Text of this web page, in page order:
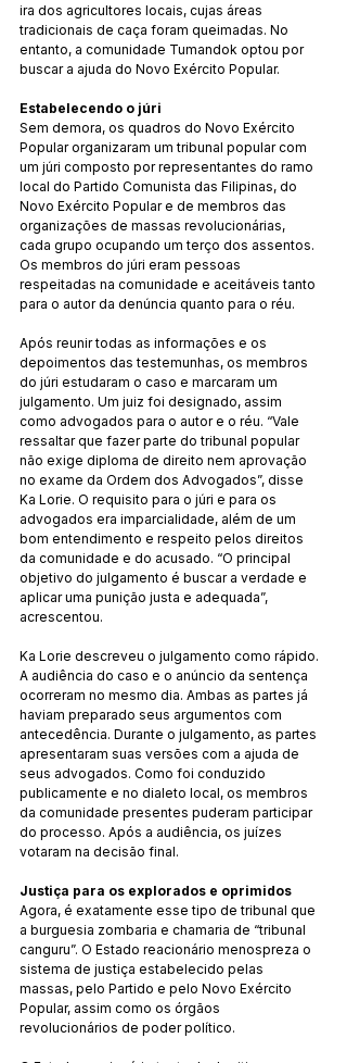
ira dos agricultores locais, cujas áreas
tradicionais de caça foram queimadas. No
entanto, a comunidade Tumandok optou por
buscar a ajuda do Novo Exército Popular.
Estabelecendo o júri
Sem demora, os quadros do Novo Exército
Popular organizaram um tribunal popular com
um júri composto por representantes do ramo
local do Partido Comunista das Filipinas, do
Novo Exército Popular e de membros das
organizações de massas revolucionárias,
cada grupo ocupando um terço dos assentos.
Os membros do júri eram pessoas
respeitadas na comunidade e aceitáveis tanto
para o autor da denúncia quanto para o réu.
Após reunir todas as informações e os
depoimentos das testemunhas, os membros
do júri estudaram o caso e marcaram um
julgamento. Um juiz foi designado, assim
como advogados para o autor e o réu. “Vale
ressaltar que fazer parte do tribunal popular
não exige diploma de direito nem aprovação
no exame da Ordem dos Advogados”, disse
Ka Lorie. O requisito para o júri e para os
advogados era imparcialidade, além de um
bom entendimento e respeito pelos direitos
da comunidade e do acusado. “O principal
objetivo do julgamento é buscar a verdade e
aplicar uma punição justa e adequada”,
acrescentou.
Ka Lorie descreveu o julgamento como rápido.
A audiência do caso e o anúncio da sentença
ocorreram no mesmo dia. Ambas as partes já
haviam preparado seus argumentos com
antecedência. Durante o julgamento, as partes
apresentaram suas versões com a ajuda de
seus advogados. Como foi conduzido
publicamente e no dialeto local, os membros
da comunidade presentes puderam participar
do processo. Após a audiência, os juízes
votaram na decisão final.
Justiça para os explorados e oprimidos
Agora, é exatamente esse tipo de tribunal que
a burguesia zombaria e chamaria de “tribunal
canguru”. O Estado reacionário menospreza o
sistema de justiça estabelecido pelas
massas, pelo Partido e pelo Novo Exército
Popular, assim como os órgãos
revolucionários de poder político.